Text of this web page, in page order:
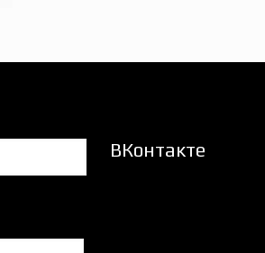
ВКонтакте